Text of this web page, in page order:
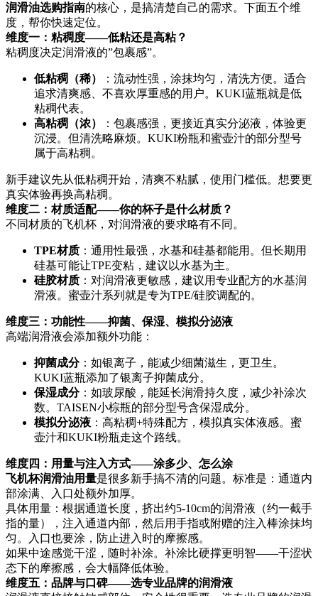
润滑油选购指南的核心，是搞清楚自己的需求。下面五个维
度，帮你快速定位。
维度一：粘稠度——低粘还是高粘？
粘稠度决定润滑液的”包裹感”。
低粘稠（稀）
：流动性强，涂抹均匀，清洗方便。适合
追求清爽感、不喜欢厚重感的用户。KUKI蓝瓶就是低
粘稠代表。
高粘稠（浓）
：包裹感强，更接近真实分泌液，体验更
沉浸。但清洗略麻烦。KUKI粉瓶和蜜壶汁的部分型号
属于高粘稠。
新手建议先从低粘稠开始，清爽不粘腻，使用门槛低。想要更
真实体验再换高粘稠。
维度二：材质适配——你的杯子是什么材质？
不同材质的飞机杯，对润滑液的要求略有不同。
TPE材质 ：通用性最强，水基和硅基都能用。但长期用
硅基可能让TPE变粘，建议以水基为主。
硅胶材质 ：对润滑液更敏感，建议用专业配方的水基润
滑液。蜜壶汁系列就是专为TPE/硅胶调配的。
维度三：功能性——抑菌、保湿、模拟分泌液
高端润滑液会添加额外功能：
抑菌成分：如银离子，能减少细菌滋生，更卫生。
KUKI蓝瓶添加了银离子抑菌成分。
保湿成分：如玻尿酸，能延长润滑持久度，减少补涂次
数。TAISEN小棕瓶的部分型号含保湿成分。
模拟分泌液 ：高粘稠+特殊配方，模拟真实体液感。蜜
壶汁和KUKI粉瓶走这个路线。
维度四：用量与注入方式——涂多少、怎么涂
飞机杯润滑油用量是很多新手搞不清的问题。标准是：通道内
部涂满、入口处额外加厚。
具体用量：根据通道长度，挤出约5-10cm的润滑液（约一截手
指的量），注入通道内部，然后用手指或附赠的注入棒涂抹均
匀。入口也要涂，防止进入时的摩擦感。
如果中途感觉干涩，随时补涂。补涂比硬撑更明智——干涩状
态下的摩擦感，会大幅降低体验。
维度五：品牌与口碑——选专业品牌的润滑液